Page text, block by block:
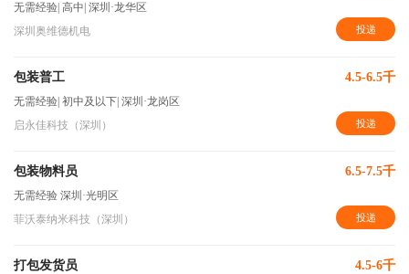
无需经验 高中 深圳·龙华区
深圳奥维德机电
投递
包装普工 4.5-6.5千
无需经验 初中及以下 深圳·龙岗区
启永佳科技（深圳）
投递
包装物料员 6.5-7.5千
无需经验 深圳·光明区
菲沃泰纳米科技（深圳）
投递
打包发货员 4.5-6千